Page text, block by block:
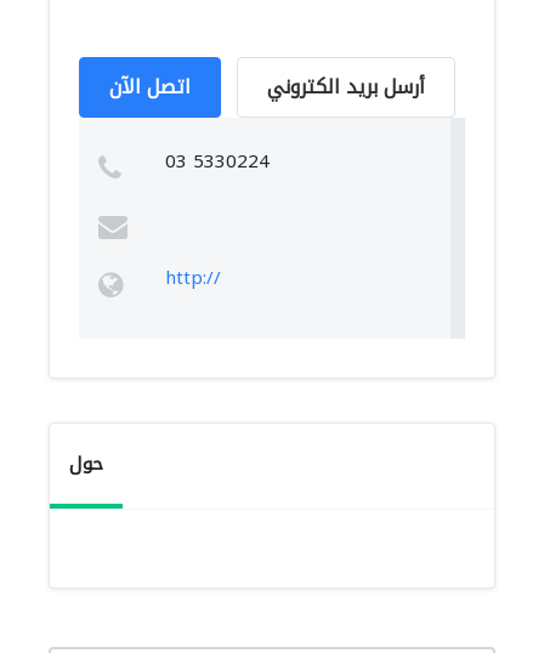
اتصل الآن أرسل بريد الكتروني
03 5330224
http://
حول